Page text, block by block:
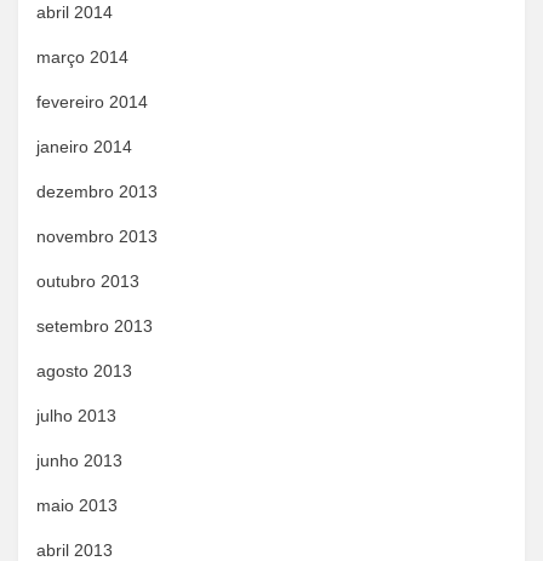
abril 2014
março 2014
fevereiro 2014
janeiro 2014
dezembro 2013
novembro 2013
outubro 2013
setembro 2013
agosto 2013
julho 2013
junho 2013
maio 2013
abril 2013